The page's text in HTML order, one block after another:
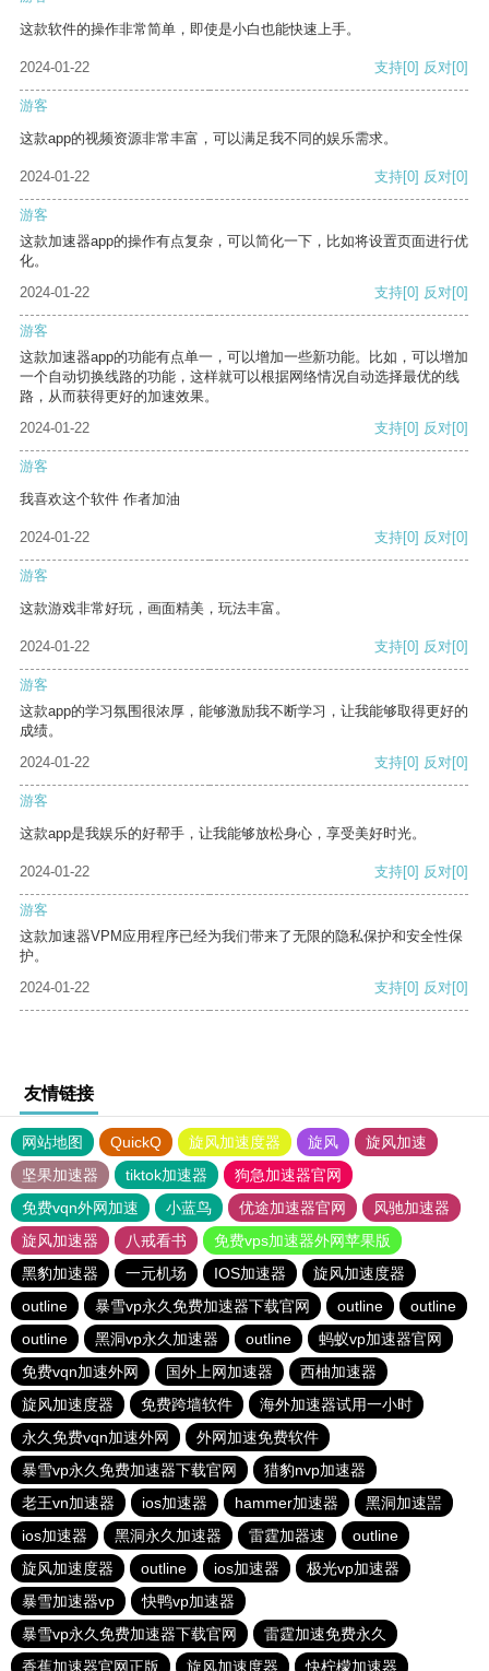
这款软件的操作非常简单，即使是小白也能快速上手。
2024-01-22 支持[0] 反对[0]
游客
这款app的视频资源非常丰富，可以满足我不同的娱乐需求。
2024-01-22 支持[0] 反对[0]
游客
这款加速器app的操作有点复杂，可以简化一下，比如将设置页面进行优
化。
2024-01-22
支持[0] 反对[0]
游客
这款加速器app的功能有点单一，可以增加一些新功能。比如，可以增加
一个自动切换线路的功能，这样就可以根据网络情况自动选择最优的线
路，从而获得更好的加速效果。
2024-01-22
支持[0] 反对[0]
游客
我喜欢这个软件 作者加油
2024-01-22 支持[0] 反对[0]
游客
这款游戏非常好玩，画面精美，玩法丰富。
2024-01-22 支持[0] 反对[0]
游客
这款app的学习氛围很浓厚，能够激励我不断学习，让我能够取得更好的
成绩。
2024-01-22
支持[0] 反对[0]
游客
这款app是我娱乐的好帮手，让我能够放松身心，享受美好时光。
2024-01-22 支持[0] 反对[0]
游客
这款加速器VPM应用程序已经为我们带来了无限的隐私保护和安全性保
护。
2024-01-22
支持[0] 反对[0]
友情链接
网站地图 QuickQ 旋风加速度器 旋风
旋风加速
坚果加速器
tiktok加速器
狗急加速器官网
免费vqn外网加速
小蓝鸟 优途加速器官网
风驰加速器
旋风加速器
八戒看书
免费vps加速器外网苹果版
黑豹加速器
一元机场 IOS加速器
旋风加速度器
outline
暴雪vp永久免费加速器下载官网 outline
outline
outline
黑洞vp永久加速器 outline
蚂蚁vp加速器官网
免费vqn加速外网
国外上网加速器
西柚加速器
旋风加速度器
免费跨墙软件
海外加速器试用一小时
永久免费vqn加速外网
外网加速免费软件
暴雪vp永久免费加速器下载官网
猎豹nvp加速器
老王vn加速器
ios加速器 hammer加速器
黑洞加速噐
ios加速器
黑洞永久加速器 雷霆加器速
outline
旋风加速度器
outline ios加速器
极光vp加速器
暴雪加速器vp
快鸭vp加速器
暴雪vp永久免费加速器下载官网
雷霆加速免费永久
香蕉加速器官网正版
旋风加速度器 快柠檬加速器